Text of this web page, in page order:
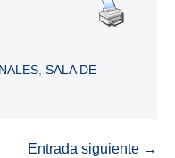
SALA DE
Entrada siguiente →